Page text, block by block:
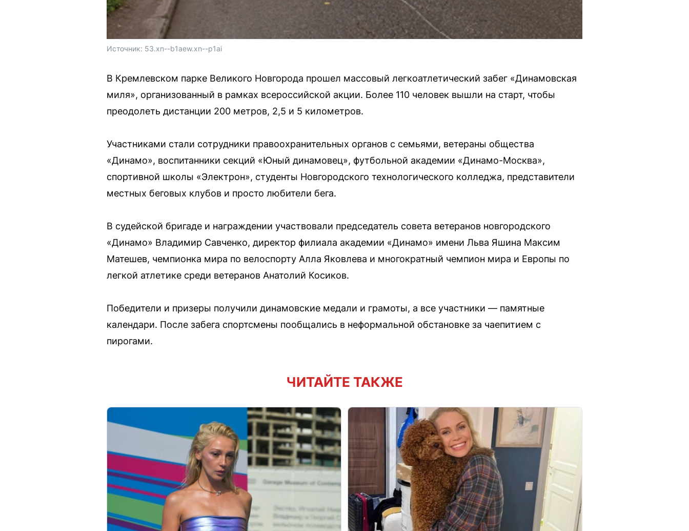
Источник: 53.xn--b1aew.xn--p1ai
В Кремлевском парке Великого Новгорода прошел массовый легкоатлетический забег «Динамовская
миля», организованный в рамках всероссийской акции. Более 110 человек вышли на старт, чтобы
преодолеть дистанции 200 метров, 2,5 и 5 километров.
Участниками стали сотрудники правоохранительных органов с семьями, ветераны общества
«Динамо», воспитанники секций «Юный динамовец», футбольной академии «Динамо-Москва»,
спортивной школы «Электрон», студенты Новгородского технологического колледжа, представители
местных беговых клубов и просто любители бега.
В судейской бригаде и награждении участвовали председатель совета ветеранов новгородского
«Динамо» Владимир Савченко, директор филиала академии «Динамо» имени Льва Яшина Максим
Матешев, чемпионка мира по велоспорту Алла Яковлева и многократный чемпион мира и Европы по
легкой атлетике среди ветеранов Анатолий Косиков.
Победители и призеры получили динамовские медали и грамоты, а все участники — памятные
календари. После забега спортсмены пообщались в неформальной обстановке за чаепитием с
пирогами.
ЧИТАЙТЕ ТАКЖЕ